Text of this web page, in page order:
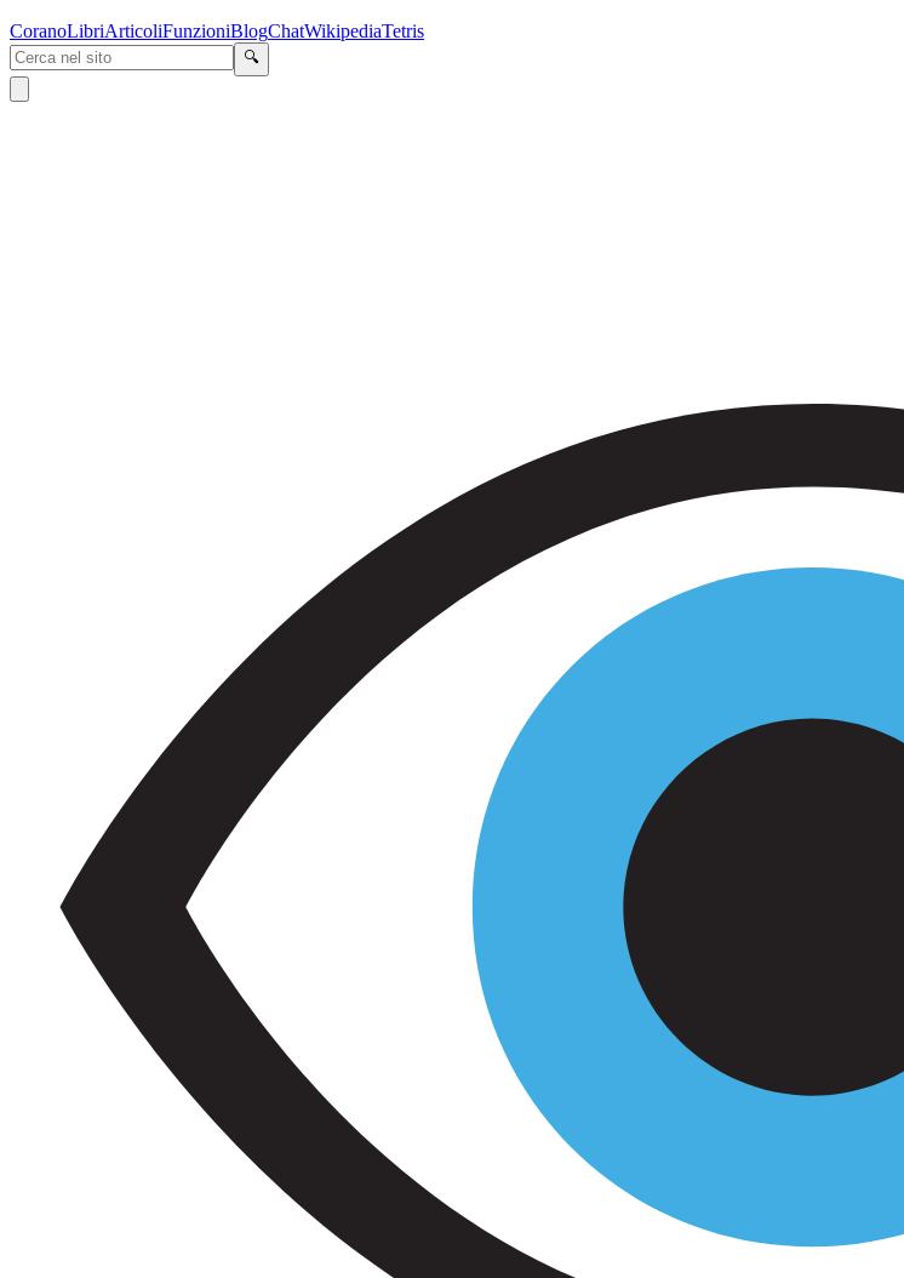
CoranoLibriArticoliFunzioniBlogChatWikipediaTetris
🔍